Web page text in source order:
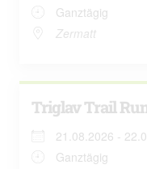
Ganztägig
Zermatt
Triglav Trail
21.08.2026 -
Ganztägig